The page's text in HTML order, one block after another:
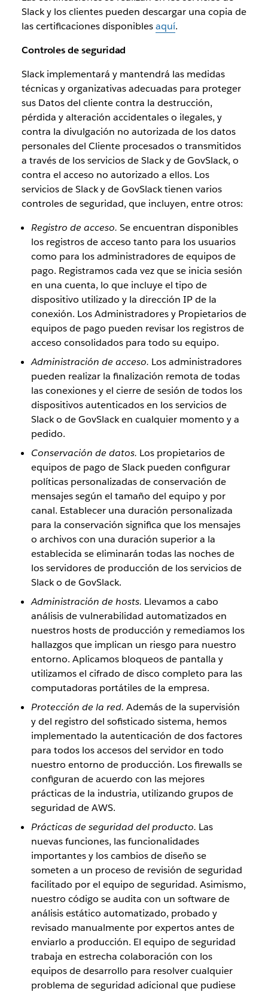
Slack y los clientes pueden descargar una copia de
las certificaciones disponiblesaquí.
Controles de seguridad
Slack implementará y mantendrá las medidas
técnicas y organizativas adecuadas para proteger
sus Datos del cliente contra la destrucción,
pérdida y alteración accidentales o ilegales, y
contra la divulgación no autorizada de los datos
personales del Cliente procesados o transmitidos
a través de los servicios de Slack y de GovSlack, o
contra el acceso no autorizado a ellos. Los
servicios de Slack y de GovSlack tienen varios
controles de seguridad, que incluyen, entre otros:
Registro de acceso. Se encuentran disponibles
los registros de acceso tanto para los usuarios
como para los administradores de equipos de
pago. Registramos cada vez que se inicia sesión
en una cuenta, lo que incluye el tipo de
dispositivo utilizado y la dirección IP de la
conexión. Los Administradores y Propietarios de
equipos de pago pueden revisar los registros de
acceso consolidados para todo su equipo.
Administración de acceso. Los administradores
pueden realizar la finalización remota de todas
las conexiones y el cierre de sesión de todos los
dispositivos autenticados en los servicios de
Slack o de GovSlack en cualquier momento y a
pedido.
Conservación de datos. Los propietarios de
equipos de pago de Slack pueden configurar
políticas personalizadas de conservación de
mensajes según el tamaño del equipo y por
canal. Establecer una duración personalizada
para la conservación significa que los mensajes
o archivos con una duración superior a la
establecida se eliminarán todas las noches de
los servidores de producción de los servicios de
Slack o de GovSlack.
Administración de hosts. Llevamos a cabo
análisis de vulnerabilidad automatizados en
nuestros hosts de producción y remediamos los
hallazgos que implican un riesgo para nuestro
entorno. Aplicamos bloqueos de pantalla y
utilizamos el cifrado de disco completo para las
computadoras portátiles de la empresa.
Protección de la red. Además de la supervisión
y del registro del sofisticado sistema, hemos
implementado la autenticación de dos factores
para todos los accesos del servidor en todo
nuestro entorno de producción. Los firewalls se
configuran de acuerdo con las mejores
prácticas de la industria, utilizando grupos de
seguridad de AWS.
Prácticas de seguridad del producto. Las
nuevas funciones, las funcionalidades
importantes y los cambios de diseño se
someten a un proceso de revisión de seguridad
facilitado por el equipo de seguridad. Asimismo,
nuestro código se audita con un software de
análisis estático automatizado, probado y
revisado manualmente por expertos antes de
enviarlo a producción. El equipo de seguridad
trabaja en estrecha colaboración con los
equipos de desarrollo para resolver cualquier
problema de seguridad adicional que pudiese